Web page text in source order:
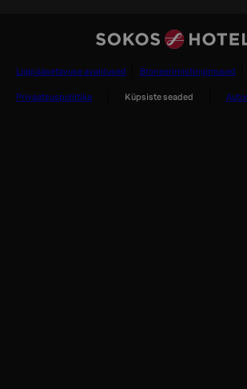
Ligipääsetavuse avaldused Broneerimistingimused
Privaatsuspoliitika Küpsiste seaded